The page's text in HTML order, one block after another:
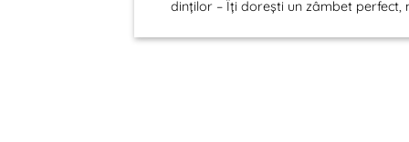
dinților – Îți dorești un zâmbet perfect,